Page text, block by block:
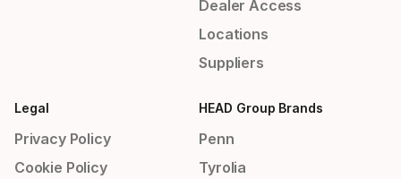
Dealer Access
Locations
Suppliers
Legal
Privacy Policy
Cookie Policy
HEAD Group Brands
Penn
Tyrolia